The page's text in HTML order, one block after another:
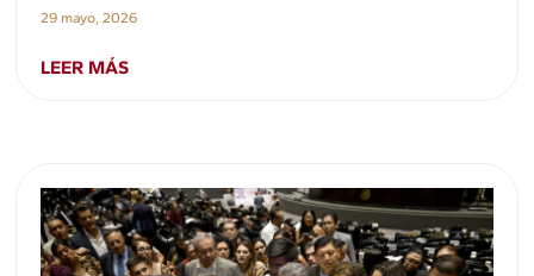
29 mayo, 2026
LEER MÁS